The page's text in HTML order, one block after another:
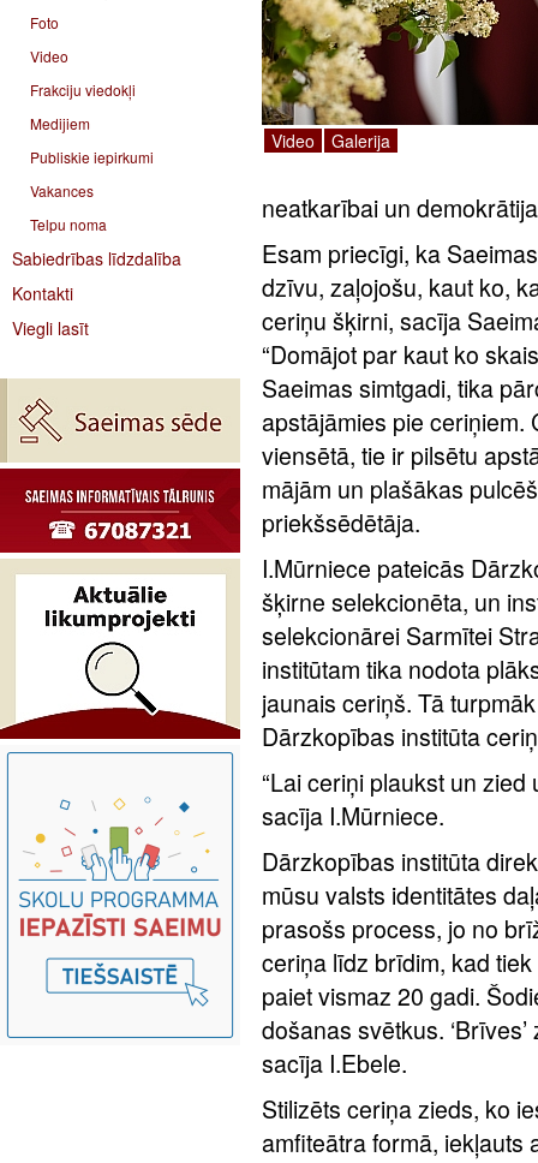
Foto
Video
Frakciju viedokļi
Medijiem
Publiskie iepirkumi
Vakances
Telpu noma
Sabiedrības līdzdalība
Kontakti
Viegli lasīt
Video Galerija
neatkarībai un
Esam priecīgi, ka
dzīvu, zaļojošu, kaut ko,
ceriņu šķirni, sacīja
“Domājot par kaut ko
Saeimas simtgadi, tika
apstājāmies pie ceriņiem.
viensētā, tie ir pilsētu
mājām un plašākas
priekšsēdētāja.
I.Mūrniece pateicās
šķirne selekcionēta, un
selekcionārei Sarmītei
institūtam tika nodota
jaunais ceriņš. Tā
Dārzkopības institūta
“Lai ceriņi plaukst un
sacīja I.Mūrniece.
Dārzkopības institūta
mūsu valsts identitātes
prasošs process, jo no
ceriņa līdz brīdim, kad
paiet vismaz 20 gadi.
došanas svētkus.
sacīja I.Ebele.
Stilizēts ceriņa zieds, ko
amfiteātra formā, iekļauts